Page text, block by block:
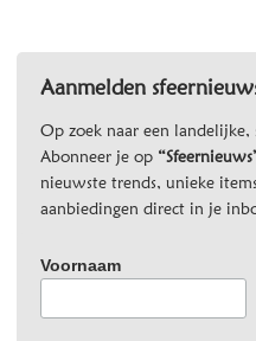
Aanmelden
Op zoek naar een
Abonneer je op
nieuwste trends, unieke
aanbiedingen direct in je
Voornaam